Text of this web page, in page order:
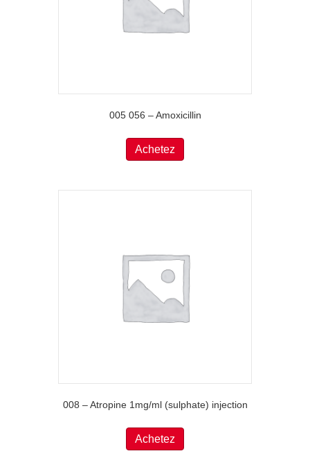
005 056 – Amoxicillin
Achetez
008 – Atropine 1mg/ml (sulphate) injection
Achetez